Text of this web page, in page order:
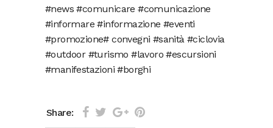
#news #comunicare #comunicazione
#informare #informazione #eventi
#promozione# convegni #sanità #ciclovia
#outdoor #turismo #lavoro #escursioni
#manifestazioni #borghi
Share: